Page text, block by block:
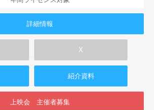
詳細情報
X
紹介資料
上映会 主催者募集